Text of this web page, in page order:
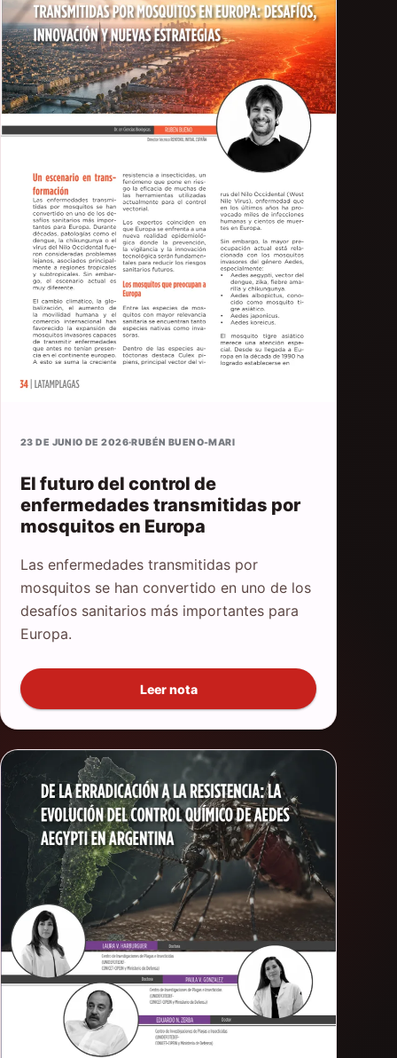
23 DE JUNIO DE 2026·RUBÉN BUENO-MARI
El futuro del control de
enfermedades transmitidas por
mosquitos en Europa
Las enfermedades transmitidas por
mosquitos se han convertido en uno de los
desafíos sanitarios más importantes para
Europa.
Leer nota